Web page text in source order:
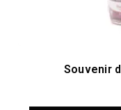
Souvenir